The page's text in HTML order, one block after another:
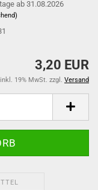
ab 31.08.2026
3,20 EUR
inkl. 19% MwSt. zzgl. Versand